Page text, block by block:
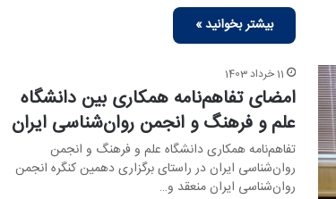
بیشتر بخوانید »
11 خرداد 1403
امضای تفاهم‌نامه همکاری بین دانشگاه
علم و فرهنگ و انجمن روان‌شناسی ایران
تفاهم‌نامه همکاری دانشگاه علم و فرهنگ و انجمن
روان‌شناسی ایران در راستای برگزاری دهمین کنگره انجمن
روان‌شناسی ایران منعقد و…